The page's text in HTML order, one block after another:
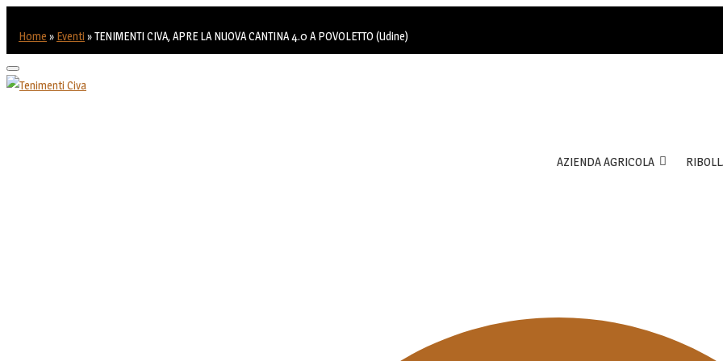
Home » Eventi »TENIMENTI CIVA, APRE LA NUOVA CANTINA 4.0 A POVOLETTO (Udine)
Toggle
navigation
AZIENDA AGRICOLA